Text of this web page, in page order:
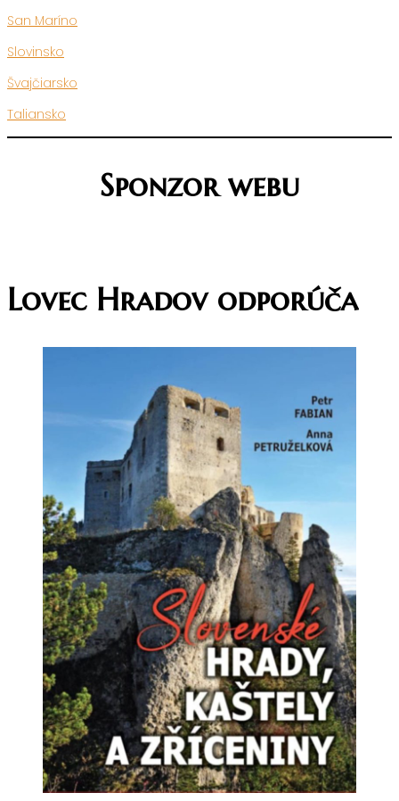
San Maríno
Slovinsko
Švajčiarsko
Taliansko
Sponzor webu
Lovec Hradov odporúča